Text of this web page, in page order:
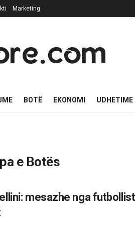
Marketing
BOTË EKONOMI UDHETIME
e Botës
mesazhe nga